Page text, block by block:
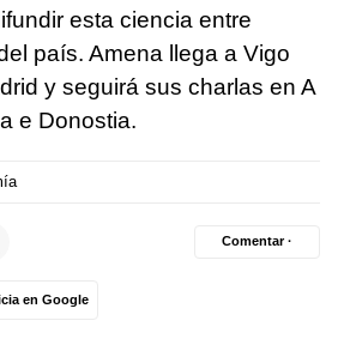
esta ciencia entre
país. Amena llega a Vigo
y seguirá sus charlas en A
e Donostia.
en Google
Comentar ·